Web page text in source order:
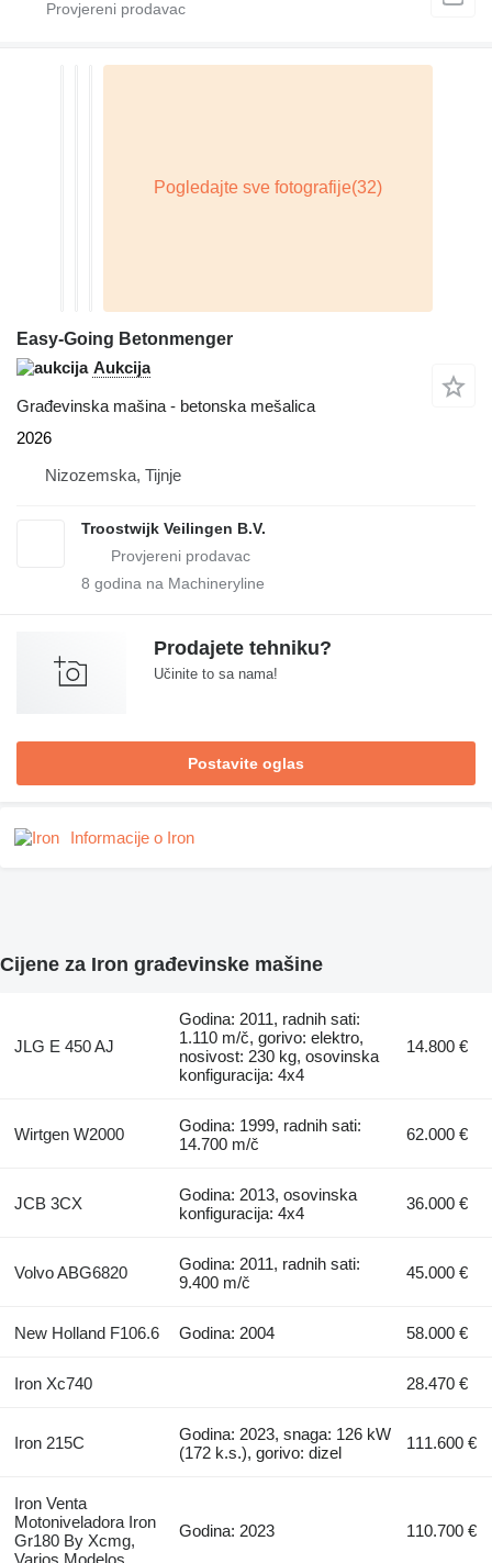
Easy-Going Betonmenger
Aukcija
Građevinska mašina - betonska mešalica
2026
Nizozemska, Tijnje
Troostwijk Veilingen B.V.
8 godina na Machineryline
Prodajete tehniku?
Učinite to sa nama!
Postavite oglas
Informacije o Iron
Cijene za Iron građevinske mašine
JLG E 450 AJ
Godina: 2011, radnih sati:
1.110 m/č, gorivo: elektro,
nosivost: 230 kg, osovinska
konfiguracija: 4x4
14.800 €
Wirtgen W2000
Godina: 1999, radnih sati:
14.700 m/č
62.000 €
JCB 3CX
Godina: 2013, osovinska
konfiguracija: 4x4
36.000 €
Volvo ABG6820
Godina: 2011, radnih sati:
9.400 m/č
45.000 €
New Holland F106.6 Godina: 2004 58.000 €
Iron Xc740 28.470 €
Iron 215C
Godina: 2023, snaga: 126 kW
(172 k.s.), gorivo: dizel
111.600 €
Iron Venta
Motoniveladora Iron
Gr180 By Xcmg,
Godina: 2023 110.700 €